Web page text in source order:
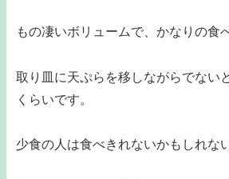
もの凄いボリュームで、かなりの食
取り皿に天ぷらを移しながらでない
くらいです。
少食の人は食べきれないかもしれな